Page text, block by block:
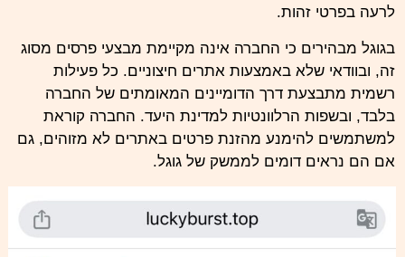
לרעה בפרטי זהות.
בגוגל מבהירים כי החברה אינה מקיימת מבצעי פרסים מסוג
זה, ובוודאי שלא באמצעות אתרים חיצוניים. כל פעילות
רשמית מתבצעת דרך הדומיינים המאומתים של החברה
בלבד, ובשפות הרלוונטיות למדינת היעד. החברה קוראת
למשתמשים להימנע מהזנת פרטים באתרים לא מזוהים, גם
אם הם נראים דומים לממשק של גוגל.